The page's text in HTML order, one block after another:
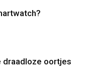
draadloze oortjes